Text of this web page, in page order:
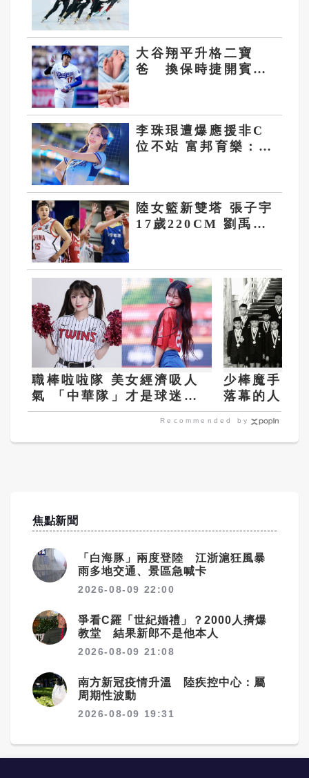
大谷翔平升格二寶
爸 換保時捷開賓
李珠珢遭爆應援非C
位不站 富邦育樂：盼
陸女籃新雙塔 張子宇
17歲220CM 劉禹彤
職棒啦啦隊 美女經濟吸人
氣 「中華隊」才是球迷的
最愛
少棒魔手陳
落幕的人生
Recommended by
焦點新聞
「白海豚」兩度登陸 江浙滬狂風暴
雨多地交通、景區急喊卡
2026-08-09 22:00
爭看C羅「世紀婚禮」？2000人擠爆
教堂 結果新郎不是他本人
2026-08-09 21:08
南方新冠疫情升溫 陸疾控中心：屬
周期性波動
2026-08-09 19:31